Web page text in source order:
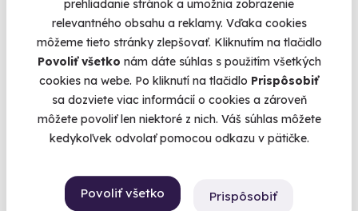
prehliadanie stránok a umožnia zobrazenie
relevantného obsahu a reklamy. Vďaka cookies
môžeme tieto stránky zlepšovať. Kliknutím na tlačidlo
Povoliť všetko nám dáte súhlas s použitím všetkých
cookies na webe. Po kliknutí na tlačidlo Prispôsobiť
sa dozviete viac informácií o cookies a zároveň
môžete povoliť len niektoré z nich. Váš súhlas môžete
kedykoľvek odvolať pomocou odkazu v pätičke.
Povoliť všetko Prispôsobiť
AKCIA
Let balónom pre dvoch